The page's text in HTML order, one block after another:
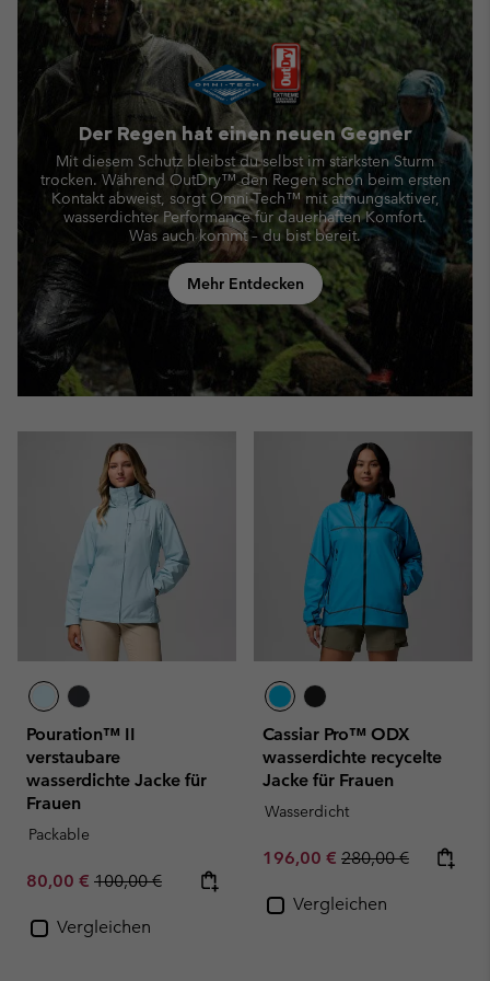
Der Regen hat einen neuen Gegner
Mit diesem Schutz bleibst du selbst im stärksten Sturm
trocken. Während OutDry™ den Regen schon beim ersten
Kontakt abweist, sorgt Omni-Tech™ mit atmungsaktiver,
wasserdichter Performance für dauerhaften Komfort.
Was auch kommt – du bist bereit.
Mehr Entdecken
Pouration™ II
verstaubare
wasserdichte Jacke für
Frauen
Packable
Sale price:
80,00 € Regular price:
100,00 €
Vergleichen
Cassiar Pro™ ODX
wasserdichte recycelte
Jacke für Frauen
Wasserdicht
Sale price:
196,00 € Regular price:
280,00 €
Vergleichen